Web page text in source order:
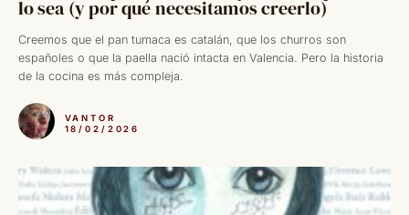
lo sea (y por qué necesitamos creerlo)
Creemos que el pan tumaca es catalán, que los churros son
españoles o que la paella nació intacta en Valencia. Pero la historia
de la cocina es más compleja.
VANTOR
18/02/2026